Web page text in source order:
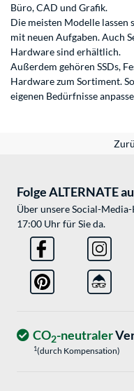
Büro, CAD und Grafik.
Die meisten Modelle lassen
mit neuen Aufgaben. Auch
Hardware sind erhältlich.
Außerdem gehören SSDs,
Hardware zum Sortiment.
eigenen Bedürfnisse
Folge ALTERNATE
Über unsere Social-
17:00 Uhr für Sie da.
CO2-neutraler
1(durch Kompensation)